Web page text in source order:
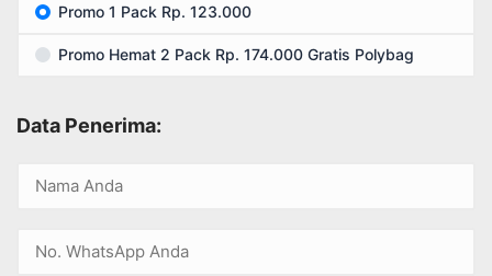
Promo 1 Pack Rp. 123.000
Promo Hemat 2 Pack Rp. 174.000 Gratis Polybag
Data Penerima: